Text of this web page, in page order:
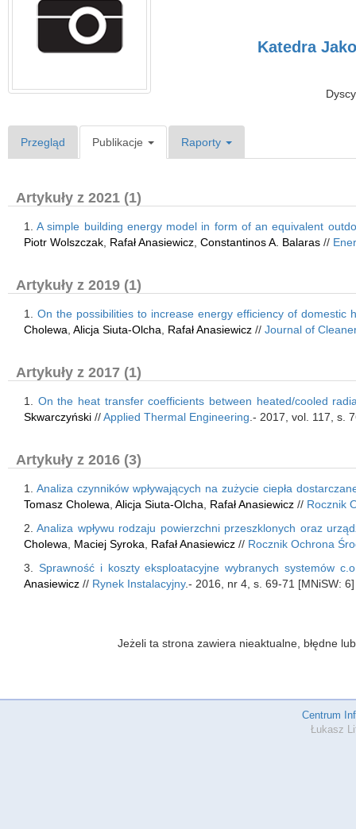
Katedra
Przegląd Publikacje Raporty
Artykuły z 2021 (1)
1.A simple building energy model in form of an equivalent
Piotr Wolszczak Rafał Anasiewicz Constantinos A. Balaras //
Artykuły z 2019 (1)
1. On the possibilities to increase energy efficiency of
Cholewa Alicja Siuta-Olcha Rafał Anasiewicz // Journal of
Artykuły z 2017 (1)
1. On the heat transfer coefficients between heated/cooled
Skwarczyński //Applied Thermal Engineering .- 2017, vol. 117, s.
Artykuły z 2016 (3)
1.Analiza czynników wpływających na zużycie ciepła
Tomasz Cholewa Alicja Siuta-Olcha Rafał Anasiewicz // Rocznik
2.Analiza wpływu rodzaju powierzchni przeszklonych oraz
Cholewa
Maciej Syroka Rafał Anasiewicz // Rocznik Ochrona
3. Sprawność i koszty eksploatacyjne wybranych systemów
Anasiewicz // Rynek Instalacyjny.- 2016, nr 4, s. 69-71 [MNiSW: 6]
Jeżeli ta strona zawiera nieaktualne, błędne
Centrum
Łukasz